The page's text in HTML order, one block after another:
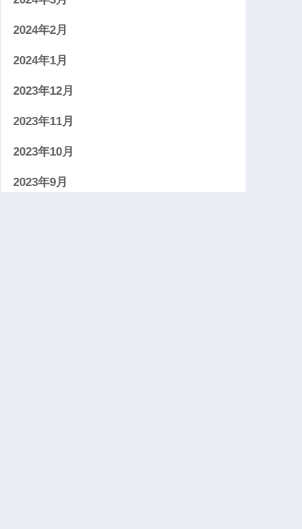
2024年2月
2024年1月
2023年12月
2023年11月
2023年10月
2023年9月